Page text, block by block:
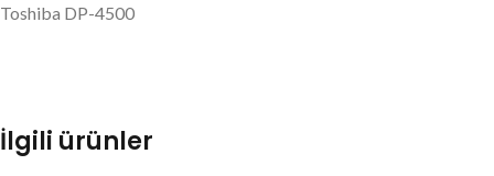
Toshiba DP-4500
İlgili ürünler